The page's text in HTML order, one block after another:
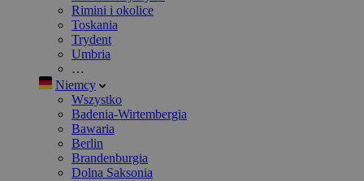
Rimini i okolice
Toskania
Trydent
Umbria
…
Niemcy
Wszystko
Badenia-Wirtembergia
Bawaria
Berlin
Brandenburgia
Dolna Saksonia